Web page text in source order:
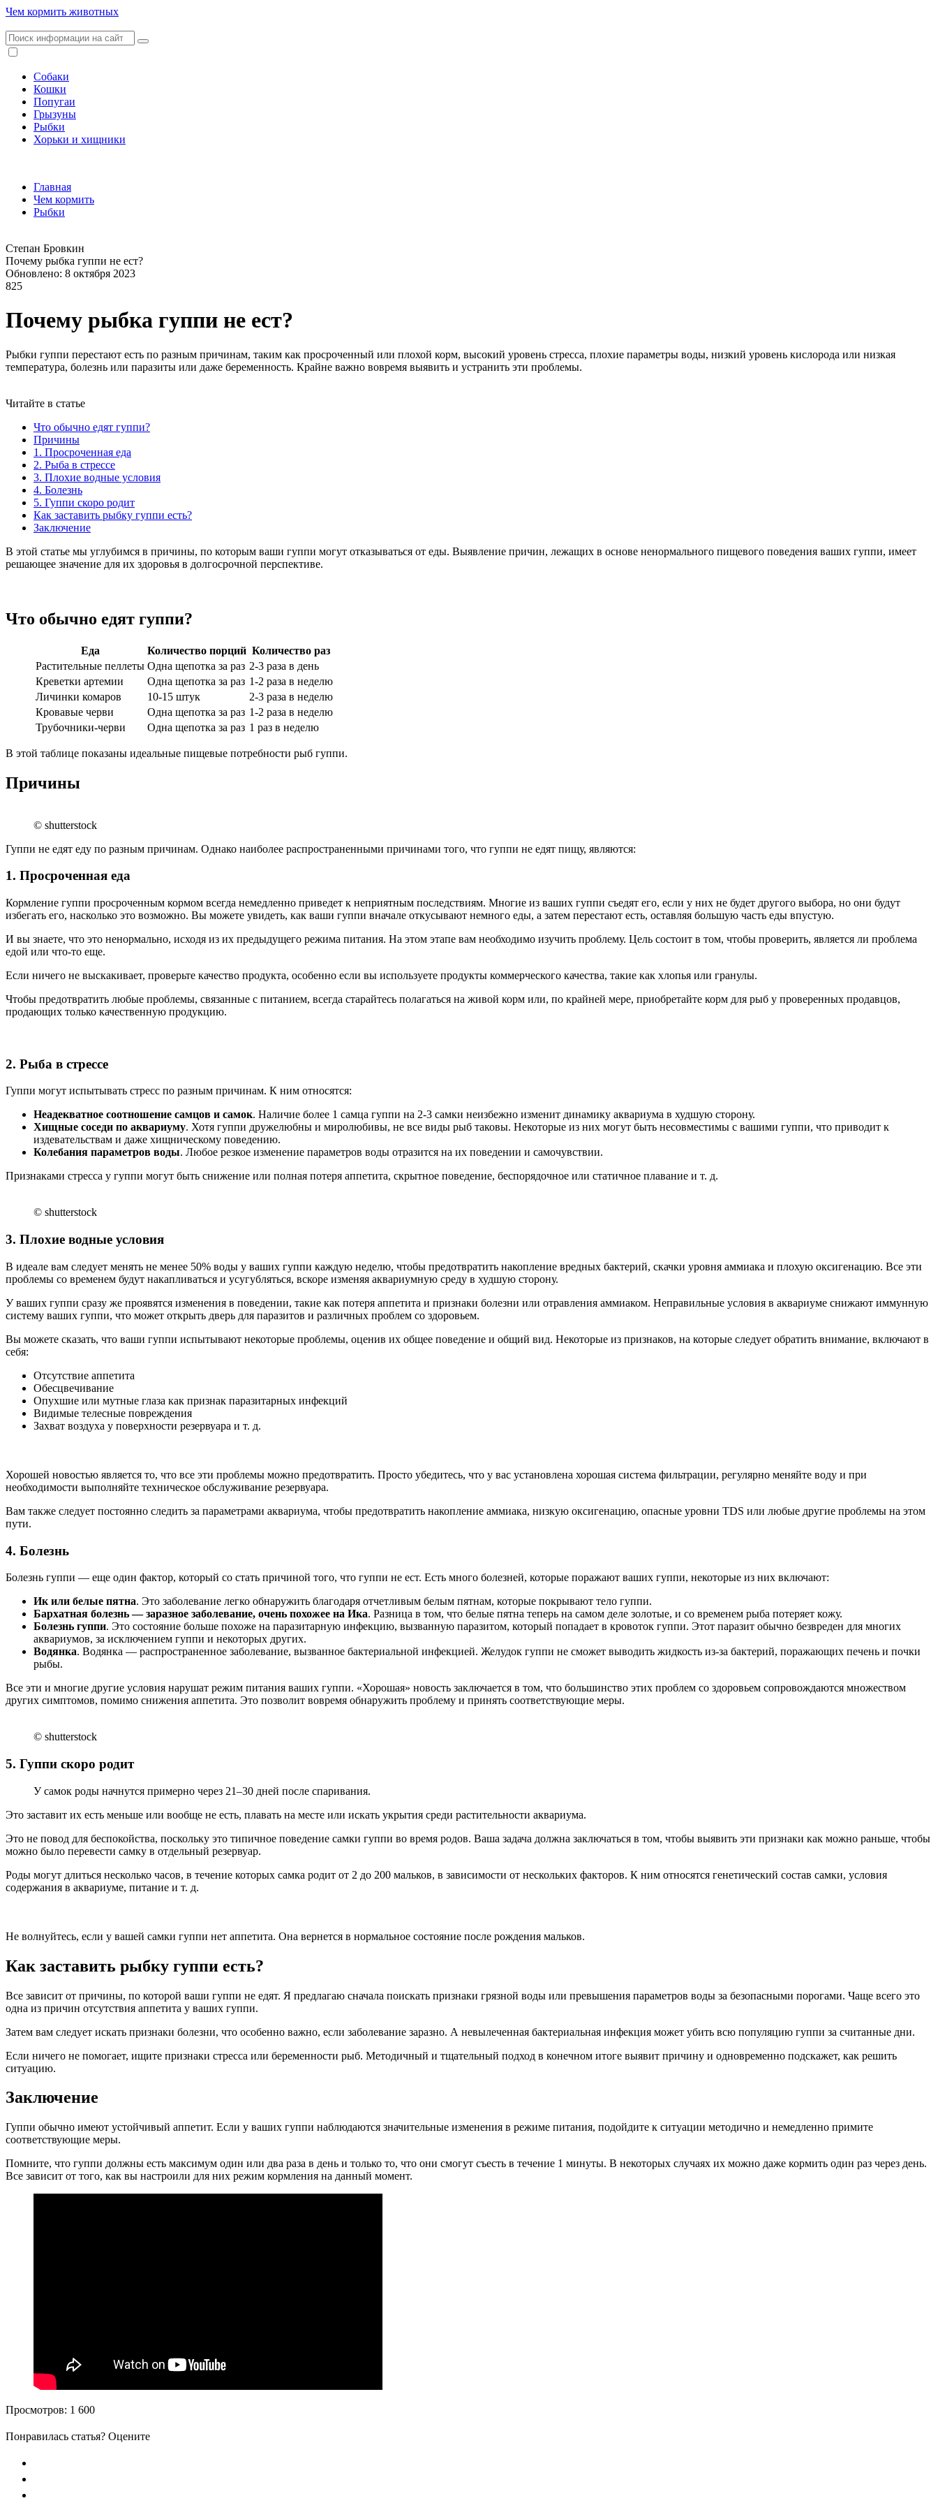
Чем кормить животных
Собаки
Кошки
Попугаи
Грызуны
Рыбки
Хорьки и хищники
Главная
Чем кормить
Рыбки
Степан Бровкин
Почему рыбка гуппи не ест?
Обновлено: 8 октября 2023
825
Почему рыбка гуппи не ест?
Рыбки гуппи перестают есть по разным причинам, таким как просроченный или плохой корм, высокий уровень стресса, плохие параметры воды, низкий уровень кислорода или низкая
температура, болезнь или паразиты или даже беременность. Крайне важно вовремя выявить и устранить эти проблемы.
Читайте в статье
Что обычно едят гуппи?
Причины
1. Просроченная еда
2. Рыба в стрессе
3. Плохие водные условия
4. Болезнь
5. Гуппи скоро родит
Как заставить рыбку гуппи есть?
Заключение
В этой статье мы углубимся в причины, по которым ваши гуппи могут отказываться от еды. Выявление причин, лежащих в основе ненормального пищевого поведения ваших гуппи, имеет
решающее значение для их здоровья в долгосрочной перспективе.
Что обычно едят гуппи?
Еда Количество порций Количество раз
Растительные пеллеты Одна щепотка за раз 2-3 раза в день
Креветки артемии
Одна щепотка за раз 1-2 раза в неделю
Личинки комаров
10-15 штук
2-3 раза в неделю
Кровавые черви
Одна щепотка за раз 1-2 раза в неделю
Трубочники-черви
Одна щепотка за раз 1 раз в неделю
В этой таблице показаны идеальные пищевые потребности рыб гуппи.
Причины
© shutterstock
Гуппи не едят еду по разным причинам. Однако наиболее распространенными причинами того, что гуппи не едят пищу, являются:
1. Просроченная еда
Кормление гуппи просроченным кормом всегда немедленно приведет к неприятным последствиям. Многие из ваших гуппи съедят его, если у них не будет другого выбора, но они будут
избегать его, насколько это возможно. Вы можете увидеть, как ваши гуппи вначале откусывают немного еды, а затем перестают есть, оставляя большую часть еды впустую.
И вы знаете, что это ненормально, исходя из их предыдущего режима питания. На этом этапе вам необходимо изучить проблему. Цель состоит в том, чтобы проверить, является ли проблема
едой или что-то еще.
Если ничего не выскакивает, проверьте качество продукта, особенно если вы используете продукты коммерческого качества, такие как хлопья или гранулы.
Чтобы предотвратить любые проблемы, связанные с питанием, всегда старайтесь полагаться на живой корм или, по крайней мере, приобретайте корм для рыб у проверенных продавцов,
продающих только качественную продукцию.
2. Рыба в стрессе
Гуппи могут испытывать стресс по разным причинам. К ним относятся:
Неадекватное соотношение самцов и самок. Наличие более 1 самца гуппи на 2-3 самки неизбежно изменит динамику аквариума в худшую сторону.
Хищные соседи по аквариуму. Хотя гуппи дружелюбны и миролюбивы, не все виды рыб таковы. Некоторые из них могут быть несовместимы с вашими гуппи, что приводит к
издевательствам и даже хищническому поведению.
Колебания параметров воды. Любое резкое изменение параметров воды отразится на их поведении и самочувствии.
Признаками стресса у гуппи могут быть снижение или полная потеря аппетита, скрытное поведение, беспорядочное или статичное плавание и т. д.
© shutterstock
3. Плохие водные условия
В идеале вам следует менять не менее 50% воды у ваших гуппи каждую неделю, чтобы предотвратить накопление вредных бактерий, скачки уровня аммиака и плохую оксигенацию. Все эти
проблемы со временем будут накапливаться и усугубляться, вскоре изменяя аквариумную среду в худшую сторону.
У ваших гуппи сразу же проявятся изменения в поведении, такие как потеря аппетита и признаки болезни или отравления аммиаком. Неправильные условия в аквариуме снижают иммунную
систему ваших гуппи, что может открыть дверь для паразитов и различных проблем со здоровьем.
Вы можете сказать, что ваши гуппи испытывают некоторые проблемы, оценив их общее поведение и общий вид. Некоторые из признаков, на которые следует обратить внимание, включают в
себя:
Отсутствие аппетита
Обесцвечивание
Опухшие или мутные глаза как признак паразитарных инфекций
Видимые телесные повреждения
Захват воздуха у поверхности резервуара и т. д.
Хорошей новостью является то, что все эти проблемы можно предотвратить. Просто убедитесь, что у вас установлена ​​хорошая система фильтрации, регулярно меняйте воду и при
необходимости выполняйте техническое обслуживание резервуара.
Вам также следует постоянно следить за параметрами аквариума, чтобы предотвратить накопление аммиака, низкую оксигенацию, опасные уровни TDS или любые другие проблемы на этом
пути.
4. Болезнь
Болезнь гуппи — еще один фактор, который со стать причиной того, что гуппи не ест. Есть много болезней, которые поражают ваших гуппи, некоторые из них включают:
Ик или белые пятна. Это заболевание легко обнаружить благодаря отчетливым белым пятнам, которые покрывают тело гуппи.
Бархатная болезнь — заразное заболевание, очень похожее на Ика. Разница в том, что белые пятна теперь на самом деле золотые, и со временем рыба потеряет кожу.
Болезнь гуппи. Это состояние больше похоже на паразитарную инфекцию, вызванную паразитом, который попадает в кровоток гуппи. Этот паразит обычно безвреден для многих
аквариумов, за исключением гуппи и некоторых других.
Водянка. Водянка — распространенное заболевание, вызванное бактериальной инфекцией. Желудок гуппи не сможет выводить жидкость из-за бактерий, поражающих печень и почки
рыбы.
Все эти и многие другие условия нарушат режим питания ваших гуппи. «Хорошая» новость заключается в том, что большинство этих проблем со здоровьем сопровождаются множеством
других симптомов, помимо снижения аппетита. Это позволит вовремя обнаружить проблему и принять соответствующие меры.
© shutterstock
5. Гуппи скоро родит
У самок роды начнутся примерно через 21–30 дней после спаривания.
Это заставит их есть меньше или вообще не есть, плавать на месте или искать укрытия среди растительности аквариума.
Это не повод для беспокойства, поскольку это типичное поведение самки гуппи во время родов. Ваша задача должна заключаться в том, чтобы выявить эти признаки как можно раньше, чтобы
можно было перевести самку в отдельный резервуар.
Роды могут длиться несколько часов, в течение которых самка родит от 2 до 200 мальков, в зависимости от нескольких факторов. К ним относятся генетический состав самки, условия
содержания в аквариуме, питание и т. д.
Не волнуйтесь, если у вашей самки гуппи нет аппетита. Она вернется в нормальное состояние после рождения мальков.
Как заставить рыбку гуппи есть?
Все зависит от причины, по которой ваши гуппи не едят. Я предлагаю сначала поискать признаки грязной воды или превышения параметров воды за безопасными порогами. Чаще всего это
одна из причин отсутствия аппетита у ваших гуппи.
Затем вам следует искать признаки болезни, что особенно важно, если заболевание заразно. А невылеченная бактериальная инфекция может убить всю популяцию гуппи за считанные дни.
Если ничего не помогает, ищите признаки стресса или беременности рыб. Методичный и тщательный подход в конечном итоге выявит причину и одновременно подскажет, как решить
ситуацию.
Заключение
Гуппи обычно имеют устойчивый аппетит. Если у ваших гуппи наблюдаются значительные изменения в режиме питания, подойдите к ситуации методично и немедленно примите
соответствующие меры.
Помните, что гуппи должны есть максимум один или два раза в день и только то, что они смогут съесть в течение 1 минуты. В некоторых случаях их можно даже кормить один раз через день.
Все зависит от того, как вы настроили для них режим кормления на данный момент.
Просмотров: 1 600
Понравилась статья? Оцените